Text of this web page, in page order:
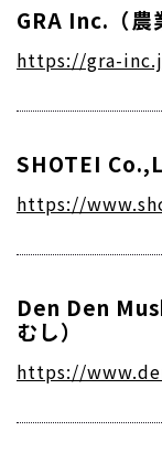
GRA Inc.（農
https://gra-
SHOTEI
https://
Den Den
むし）
https://